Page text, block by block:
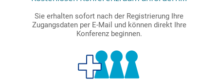
Sie erhalten sofort nach der Registrierung Ihre
Zugangsdaten per E-Mail und können direkt Ihre
Konferenz beginnen.